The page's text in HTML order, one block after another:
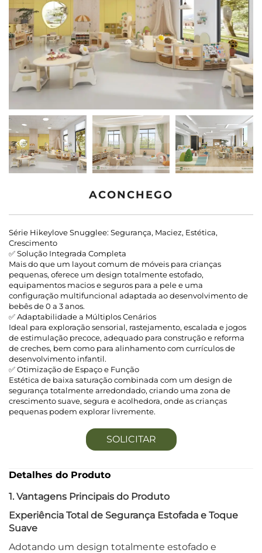
Entre em Contato
Blogs
ACONCHEGO
Série Hikeylove Snugglee: Segurança, Maciez, Estética,
Crescimento
✅ Solução Integrada Completa
Mais do que um layout comum de móveis para crianças
pequenas, oferece um design totalmente estofado,
equipamentos macios e seguros para a pele e uma
configuração multifuncional adaptada ao desenvolvimento de
bebês de 0 a 3 anos.
✅ Adaptabilidade a Múltiplos Cenários
Ideal para exploração sensorial, rastejamento, escalada e jogos
de estimulação precoce, adequado para construção e reforma
de creches, bem como para alinhamento com currículos de
desenvolvimento infantil.
✅ Otimização de Espaço e Função
Estética de baixa saturação combinada com um design de
segurança totalmente arredondado, criando uma zona de
crescimento suave, segura e acolhedora, onde as crianças
pequenas podem explorar livremente.
SOLICITAR
Detalhes do Produto
1. Vantagens Principais do Produto
Experiência Total de Segurança Estofada e Toque
Suave
Adotando um design totalmente estofado e